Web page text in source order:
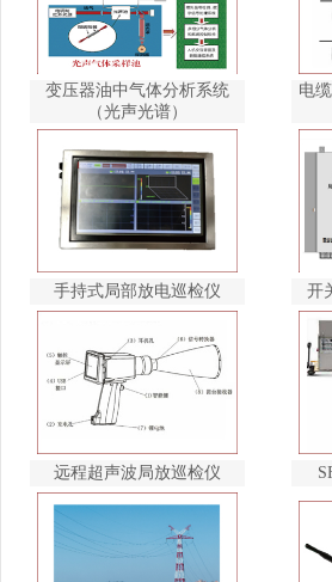
变压器油中气体分析系统
（光声光谱）
电
手持式局部放电巡检仪 开
远程超声波局放巡检仪